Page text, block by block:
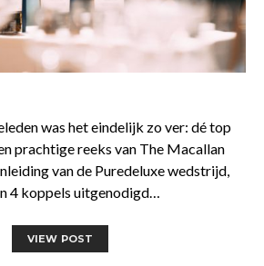
was het eindelijk zo ver: dé top
prachtige reeks van The Macallan
van de Puredeluxe wedstrijd,
4 koppels uitgenodigd…
VIEW POST